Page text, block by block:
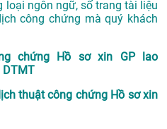
ngôn ngữ, số trang tài liệu
công chứng mà quý khách
chứng Hồ sơ xin GP lao
DTMT
thuật công chứng Hồ sơ xin